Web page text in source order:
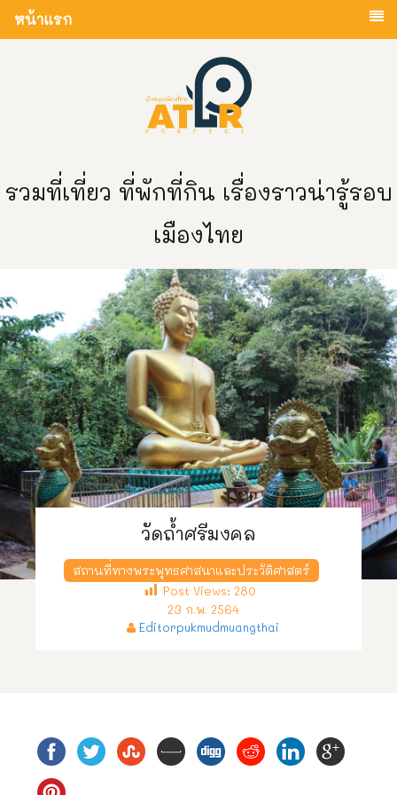
หน้าแรก
รวมที่เที่ยว ที่พักที่กิน เรื่องราวน่ารู้รอบ
เมืองไทย
วัดถ้ำศรีมงคล
สถานที่ทางพระพุทธศาสนาและประวัติศาสตร์
Post Views: 280
23 ก.พ. 2564
Editorpukmudmuangthai